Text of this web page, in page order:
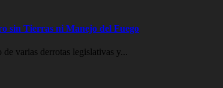
sin Tierras ni Manejo del Fuego
varias derrotas legislativas y...